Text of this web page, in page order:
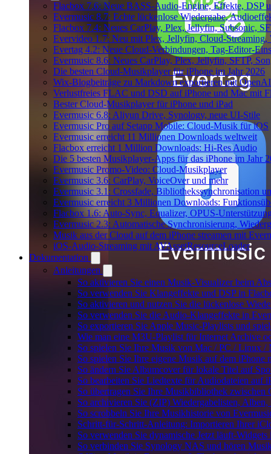
Flacbox 7.6: Neue BASS-Audio-Engine, Effekte, DSP
Evermusic 8.7: Echte lückenlose Wiedergabe,
Flacbox 7.4: Neues CarPlay, Plex, Jellyfin, Subsonic,
Evervideo 1.7: Neu mit Plex, Jellyfin, Cloud-Streaming,
Evertag 4.2: Neue Cloud-Verbindungen, Tag-Editor-
Evermusic 8.6: Neues CarPlay, Plex, Jellyfin, SFTP,
Die besten Cloud-Musikplayer für iPhone im Jahr 2026
Wix-Blogbeiträge zu Markdown exportieren mit OpenAI
Verlustfreies FLAC und DSD auf iPhone und Mac mit
Bester Cloud-Musikplayer für iPhone und iPad
Evermusic 6.8: Aliyun Drive, Synology, neue UI-Stile
Evermusic Pro auf Setapp Mobile: Cloud-Musik für iOS
Evermusic erreicht 11 Millionen Downloads weltweit
Flacbox erreicht 1 Million Downloads: Hi-Res Audio
Die 5 besten Musikplayer-Apps für das iPhone im Jahr
Evermusic Promo-Video: Cloud-Musikplayer
Evermusic 3.6: CarPlay, VoiceOver und mehr
Evermusic 3.1: Crossfade, Bibliothekssynchronisation
Evermusic erreicht 3 Millionen Downloads:
Flacbox 1.6: Auto-Sync, Equalizer, OPUS-
Evermusic 2.3: Automatische Synchronisierung,
Musik aus der Cloud auf dem iPhone streamen mit
iOS-Audio-Streaming mit AVAssetResourceLoader
Dokumentation
Anleitungen
So aktivieren Sie einen Musik-Visualizer beim
So verwenden Sie Klangeffekte und DSP in
So aktivieren und nutzen Sie die lückenlose
So verwenden Sie die Audio-Klangeffekte in
So exportieren Sie Apple Music-Playlists und
Wie man eine M3U-Playlist für Internet Archive
So spielen Sie Ihre Musik von Mac / PC / Linux
So spielen Sie Ihre eigene Musik auf dem iPhone
So ändern Sie Albumcover für lokale Titel auf
So bearbeiten Sie Liedtexte für Audiodateien auf
So übertragen Sie Ihre Musikbibliothek
So archivieren Sie (ZIP) Wiedergabelisten,
So scrobbeln Sie Ihre Musikhistorie von
Schritt-für-Schritt-Anleitung: Importieren Ihrer
So verwenden Sie dynamische Jetzt läuft-
So verbinden Sie Synology NAS und hören